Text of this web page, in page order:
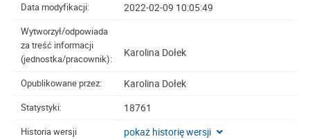
Data modyfikacji: 2022-02-09 10:05:49
Wytworzył/odpowiada
za treść informacji
(jednostka/pracownik):
Karolina Dołek
Opublikowane przez: Karolina Dołek
Statystyki: 18761
Historia wersji pokaż historię wersji